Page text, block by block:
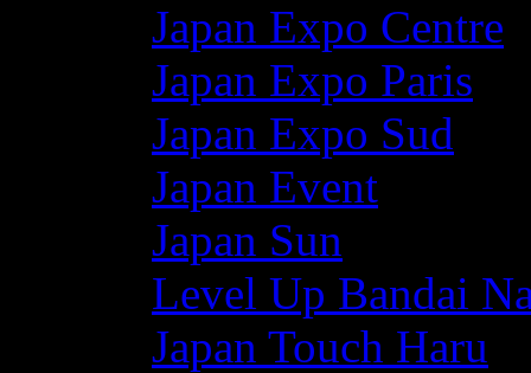
Japan Expo Centre
Japan Expo Paris
Japan Expo Sud
Japan Event
Japan Sun
Level Up Bandai
Japan Touch Haru